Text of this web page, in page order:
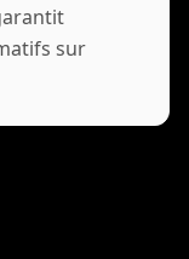
sur